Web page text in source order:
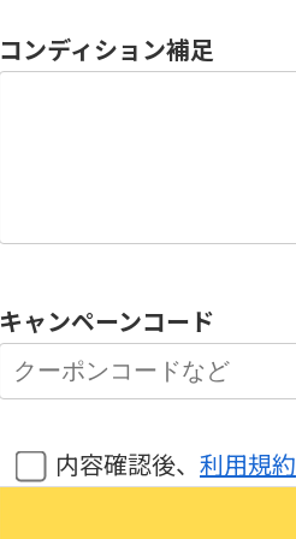
コンディション補足
キャンペーンコード
内容確認後、 利用規約